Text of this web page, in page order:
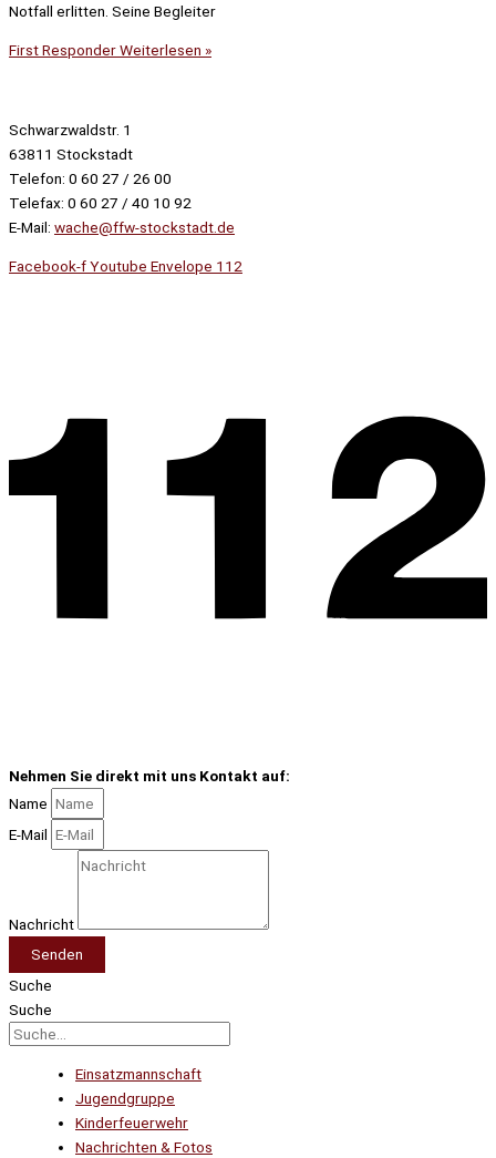
Notfall erlitten. Seine Begleiter
First ResponderWeiterlesen »
Schwarzwaldstr. 1
63811 Stockstadt
Telefon: 0 60 27 / 26 00
Telefax: 0 60 27 / 40 10 92
E-Mail: wache@ffw-stockstadt.de
Facebook-fYoutube Envelope 112
Nehmen Sie direkt mit uns Kontakt auf:
Name
E-Mail
Nachricht
Senden
Suche
Suche
Einsatzmannschaft
Jugendgruppe
Kinderfeuerwehr
Nachrichten & Fotos